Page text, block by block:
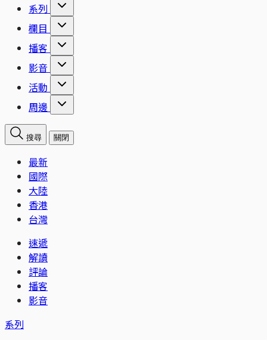
系列
欄目
播客
影音
活動
周邊
搜尋 關閉
最新
國際
大陸
香港
台灣
速遞
解讀
評論
播客
影音
系列